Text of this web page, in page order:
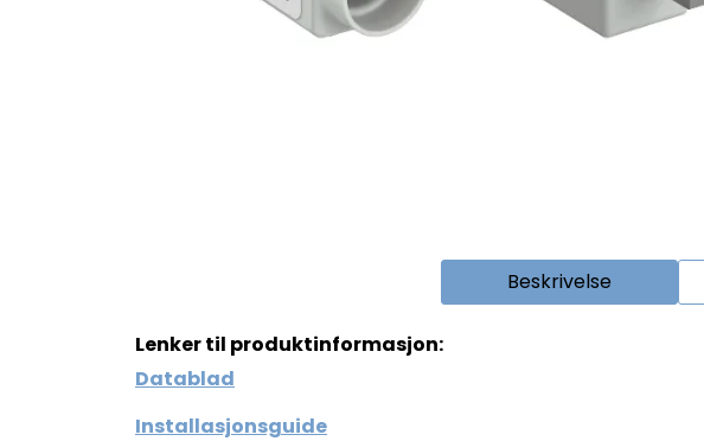
Beskrivelse
Lenker til produktinformasjon:
Datablad
Installasjonsguide